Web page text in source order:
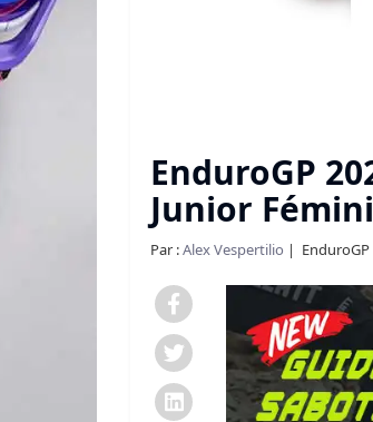
EnduroGP
Junior
Par :Alex Vespertilio EnduroGP